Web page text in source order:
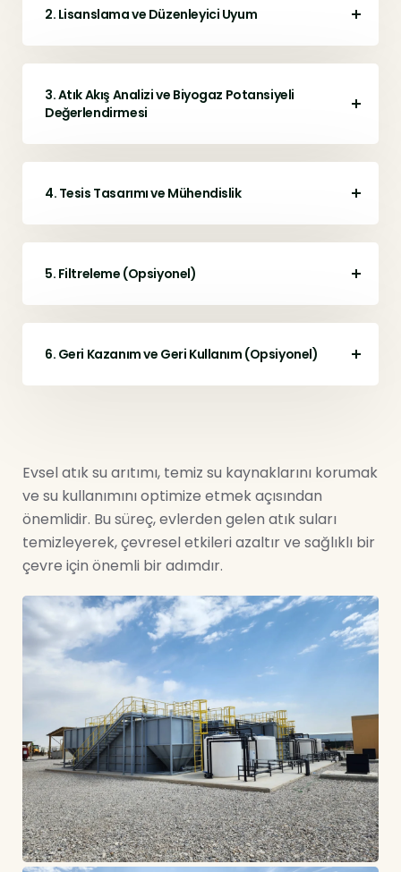
2. Lisanslama ve Düzenleyici Uyum
3. Atık Akış Analizi ve Biyogaz Potansiyeli
Değerlendirmesi
4. Tesis Tasarımı ve Mühendislik
5. Filtreleme (Opsiyonel)
6. Geri Kazanım ve Geri Kullanım (Opsiyonel)
Evsel atık su arıtımı, temiz su kaynaklarını korumak
ve su kullanımını optimize etmek açısından
önemlidir. Bu süreç, evlerden gelen atık suları
temizleyerek, çevresel etkileri azaltır ve sağlıklı bir
çevre için önemli bir adımdır.